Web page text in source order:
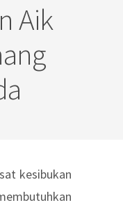
Aik
kesibukan